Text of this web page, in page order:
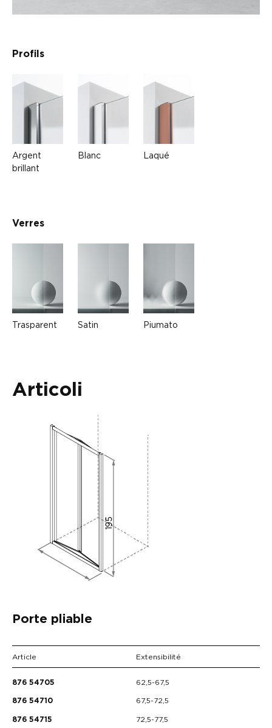
Profils
Argent
brillant
Blanc Laqué
Verres
Trasparent Satin Piumato
Articoli
Porte pliable
Article Extensibilité
876 54705 62,5-67,5
876 54710 67,5-72,5
876 54715 72,5-77,5